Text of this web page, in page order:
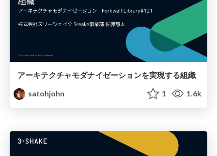
アーキテクチャモダナイゼーションを実現する組織
satohjohn
1 1.6k